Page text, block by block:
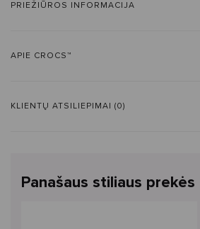
PRIEŽIŪROS INFORMACIJA
APIE CROCS™
KLIENTŲ ATSILIEPIMAI (0)
Panašaus stiliaus prekės